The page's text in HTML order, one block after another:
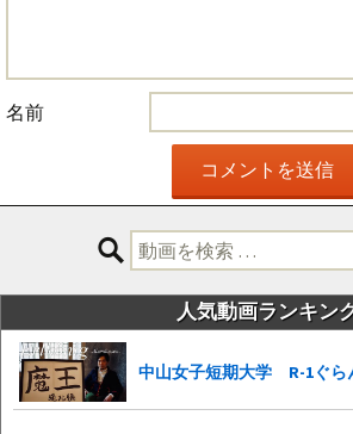
名前
検
索:
人気動画ランキン
中山女子短期大学 R-1ぐら